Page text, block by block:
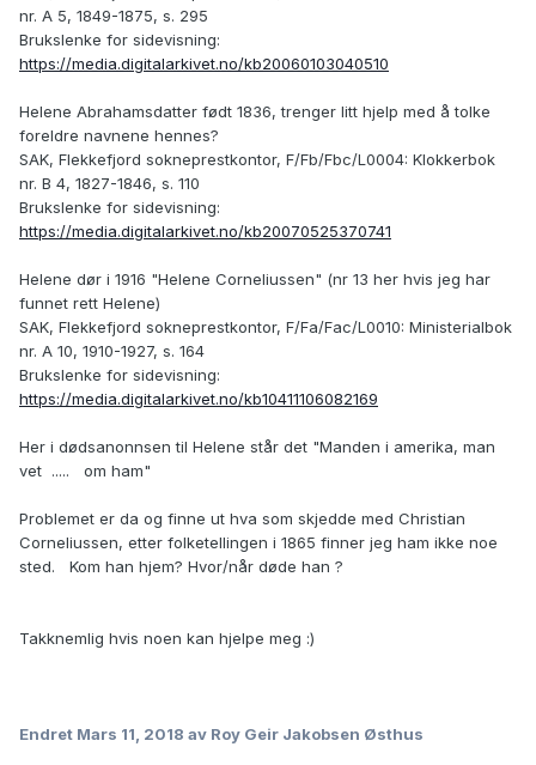
nr. A 5, 1849-1875, s. 295
Brukslenke for sidevisning:
https://media.digitalarkivet.no/kb20060103040510
Helene Abrahamsdatter født 1836, trenger litt hjelp med å tolke
foreldre navnene hennes?
SAK, Flekkefjord sokneprestkontor, F/Fb/Fbc/L0004: Klokkerbok
nr. B 4, 1827-1846, s. 110
Brukslenke for sidevisning:
https://media.digitalarkivet.no/kb20070525370741
Helene dør i 1916 "Helene Corneliussen" (nr 13 her hvis jeg har
funnet rett Helene)
SAK, Flekkefjord sokneprestkontor, F/Fa/Fac/L0010: Ministerialbok
nr. A 10, 1910-1927, s. 164
Brukslenke for sidevisning:
https://media.digitalarkivet.no/kb10411106082169
Her i dødsanonnsen til Helene står det "Manden i amerika, man
vet ..... om ham"
Problemet er da og finne ut hva som skjedde med Christian
Corneliussen, etter folketellingen i 1865 finner jeg ham ikke noe
sted. Kom han hjem? Hvor/når døde han ?
Takknemlig hvis noen kan hjelpe meg :)
Endret Mars 11, 2018 av Roy Geir Jakobsen Østhus